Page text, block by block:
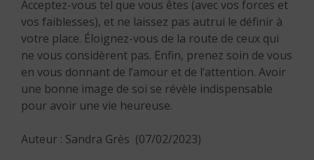
Acceptez-vous tel que vous êtes (avec vos forces et
vos faiblesses), et ne laissez pas autrui le définir à
votre place. Éloignez-vous de la route de ceux qui
ne vous considèrent pas. Enfin, prenez soin de vous
en vous donnant de l’amour et de l’attention. Avoir
une bonne image de soi se révèle indispensable
pour avoir une vie heureuse.
Auteur : Sandra Grès (07/02/2023)